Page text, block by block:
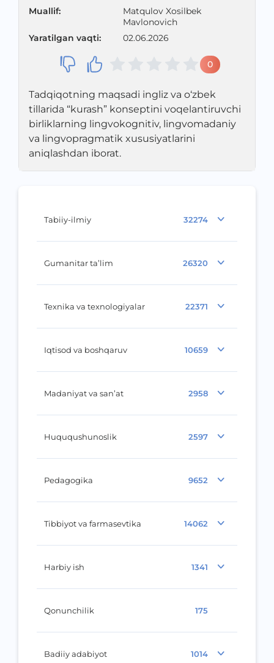
Tabiiy-ilmiy 32274
Gumanitar ta’lim 26320
Texnika va texnologiyalar 22371
Iqtisod va boshqaruv 10659
Madaniyat va san’at 2958
Huququshunoslik 2597
Pedagogika 9652
Tibbiyot va farmasevtika 14062
Harbiy ish 1341
Qonunchilik 175
Badiiy adabiyot 1014
Muallif:
Matqulov Xosilbek
Mavlonovich
Yaratilgan vaqti: 02.06.2026
0
Tadqiqotning maqsadi ingliz va o‘zbek
tillarida “kurash” konseptini voqelantiruvchi
birliklarning lingvokognitiv, lingvomadaniy
va lingvopragmatik xususiyatlarini
aniqlashdan iborat.